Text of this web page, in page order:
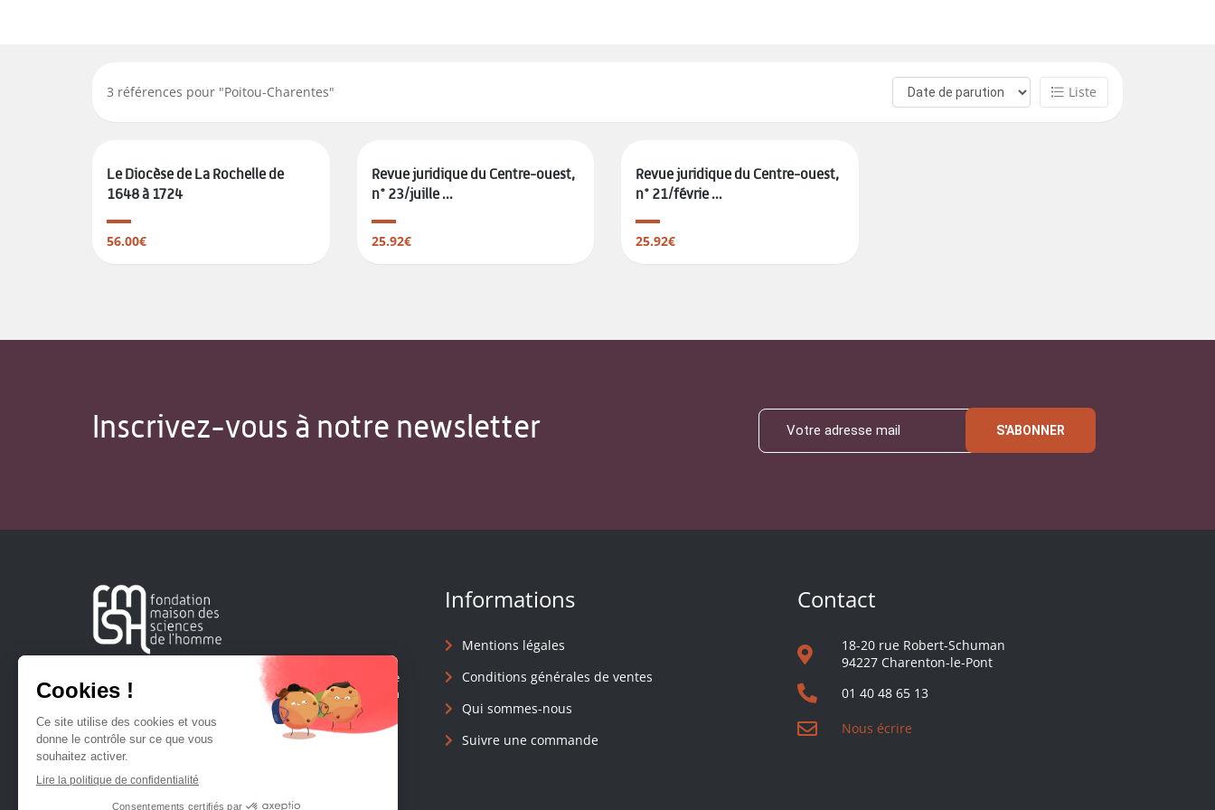
3 références pour "Poitou-Charentes" Liste
Le Diocèse de La Rochelle de
1648 à 1724
56.00€
Revue juridique du Centre-ouest,
n° 23/juille ...
25.92€
Revue juridique du Centre-ouest,
n° 21/févrie ...
25.92€
Inscrivez-vous à notre newsletter S'ABONNER
Créée en 1963, la Fondation Maison Sciences de l'Homme
soutient la recherche et la diffusion des connaissances en
Informations
Mentions légales
Conditions générales de ventes
Qui sommes-nous
Suivre une commande
Contact
18-20 rue Robert-Schuman
94227 Charenton-le-Pont
01 40 48 65 13
Nous écrire